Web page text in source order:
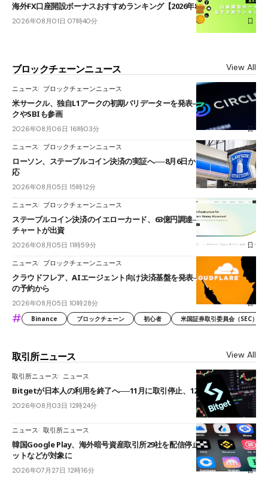
海外FX口座開設ボーナスおすすめランキング【2026年8月最新】
2026年08月01日 07時40分
ブロックチェーンニュース View All
ニュース ブロックチェーンニュース
米サークル、独自L1アークの初期バリデーターを発表――ブラックロッ
クやSBIも参画
2026年08月06日 16時03分
ニュース ブロックチェーンニュース
ローソン、ステーブルコイン決済の実証へ──8月6日からJPYCやUSDC対
応
2026年08月05日 15時12分
ニュース ブロックチェーンニュース
ステーブルコイン決済のイエローカード、63億円調達──ソニーやスタン
チャートが出資
2026年08月05日 11時59分
ニュース ブロックチェーンニュース
クラウドフレア、AIエージェント向け決済基盤を発表──まずハンドル名
の予約から
2026年08月05日 10時28分
# Binance ブロックチェーン 初心者 米国証券取引委員会（SEC）
取引所ニュース View All
取引所ニュース ニュース
Bitgetが日本人の利用を終了へ──11月に取引停止、12月末に強制決済
2026年08月03日 12時24分
ニュース 取引所ニュース
韓国Google Play、海外暗号資産取引所29社を配信停止──OKXやバイビ
ットなどが対象に
2026年07月27日 12時16分